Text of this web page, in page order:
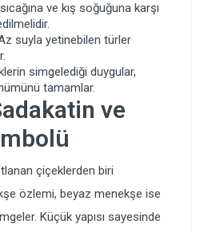
ve kış soğuğuna karşı
suyla yetinebilen türler
simgelediği duygular,
tamamlar.
ve
çiçeklerden biri
özlemi, beyaz menekşe ise
Küçük yapısı sayesinde